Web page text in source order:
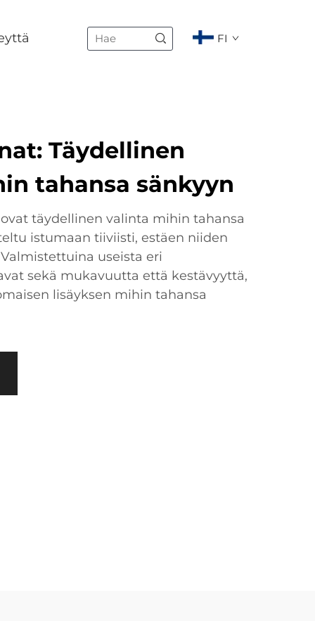
FI
Täydellinen
tahansa sänkyyn
täydellinen valinta mihin tahansa
istumaan tiiviisti, estäen niiden
useista eri
sekä mukavuutta että kestävyyttä,
lisäyksen mihin tahansa